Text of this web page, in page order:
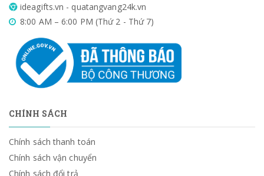
ideagifts.vn - quatangvang24k.vn
8:00 AM – 6:00 PM (Thứ 2 - Thứ 7)
CHÍNH SÁCH
Chính sách thanh toán
Chính sách vận chuyển
Chính sách đổi trả